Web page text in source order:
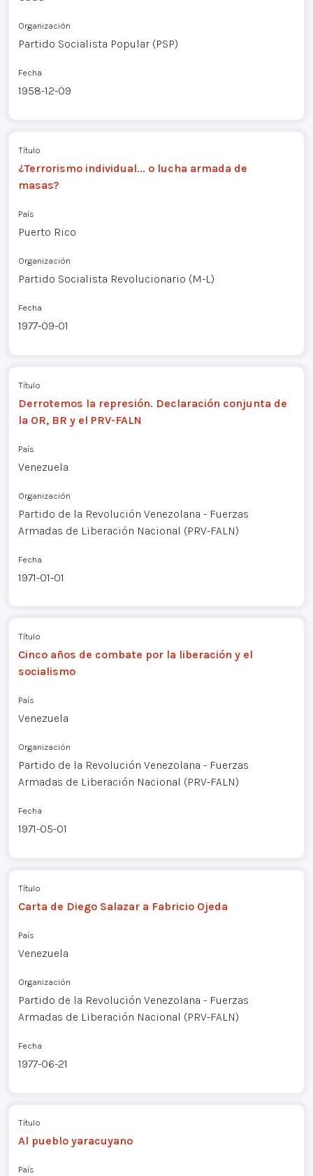
Organización
Partido Socialista Popular (PSP)
Fecha
1958-12-09
Título
¿Terrorismo individual... o lucha armada de
masas?
País
Puerto Rico
Organización
Partido Socialista Revolucionario (M-L)
Fecha
1977-09-01
Título
Derrotemos la represión. Declaración conjunta de
la OR, BR y el PRV-FALN
País
Venezuela
Organización
Partido de la Revolución Venezolana - Fuerzas
Armadas de Liberación Nacional (PRV-FALN)
Fecha
1971-01-01
Título
Cinco años de combate por la liberación y el
socialismo
País
Venezuela
Organización
Partido de la Revolución Venezolana - Fuerzas
Armadas de Liberación Nacional (PRV-FALN)
Fecha
1971-05-01
Título
Carta de Diego Salazar a Fabricio Ojeda
País
Venezuela
Organización
Partido de la Revolución Venezolana - Fuerzas
Armadas de Liberación Nacional (PRV-FALN)
Fecha
1977-06-21
Título
Al pueblo yaracuyano
País